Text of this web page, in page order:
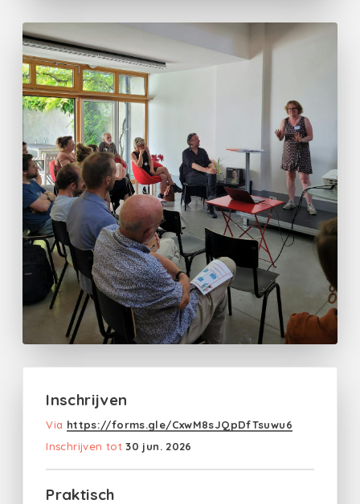
Inschrijven
Via https://forms.gle/CxwM8sJQpDfTsuwu6
Inschrijven tot 30 jun. 2026
Praktisch